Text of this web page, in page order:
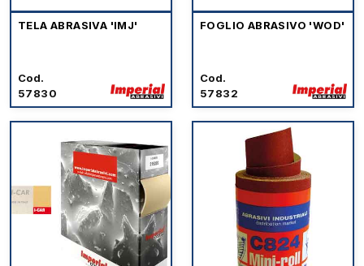
TELA ABRASIVA 'IMJ'
Cod.
57830
FOGLIO ABRASIVO 'WOD'
Cod.
57832